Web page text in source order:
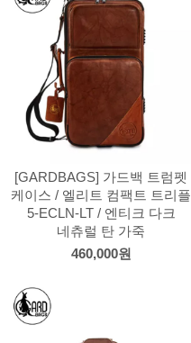
[GARDBAGS] 가드백 트럼펫
케이스 / 엘리트 컴팩트 트리플
5-ECLN-LT / 엔티크 다크
네츄럴 탄 가죽
460,000원